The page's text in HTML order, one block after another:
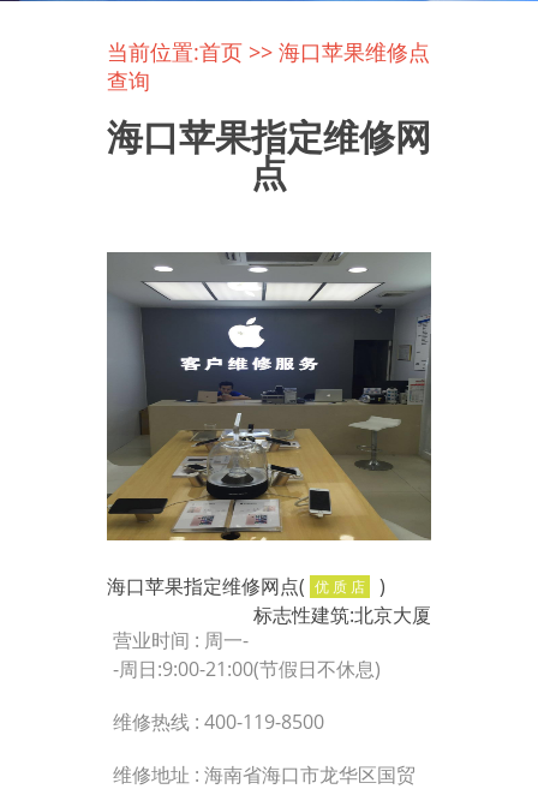
当前位置:首页 >> 海口苹果维修点
查询
海口苹果指定维修网
点
海口苹果指定维修网点( 优 质 店
)
标志性建筑:北京大厦
营业时间 : 周一-
-周日:9:00-21:00(节假日不休息)
维修热线 : 400-119-8500
维修地址 : 海南省海口市龙华区国贸